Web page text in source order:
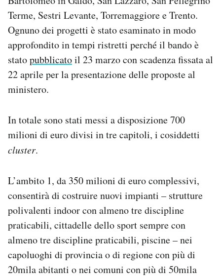
Terme, Sestri Levante, Torremaggiore e Trento.
Ognuno dei progetti è stato esaminato in modo
approfondito in tempi ristretti perché il bando è
statopubblicatoil 23 marzo con scadenza fissata al
22 aprile per la presentazione delle proposte al
ministero.
In totale sono stati messi a disposizione 700
milioni di euro divisi in tre capitoli, i cosiddetti
cluster.
L’ambito 1, da 350 milioni di euro complessivi,
consentirà di costruire nuovi impianti – strutture
polivalenti indoor con almeno tre discipline
praticabili, cittadelle dello sport sempre con
almeno tre discipline praticabili, piscine – nei
capoluoghi di provincia o di regione con più di
20mila abitanti o nei comuni con più di 50mila